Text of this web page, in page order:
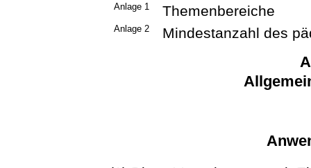
Anlage 1 Themenbereiche
Anlage 2 Mindestanzahl des